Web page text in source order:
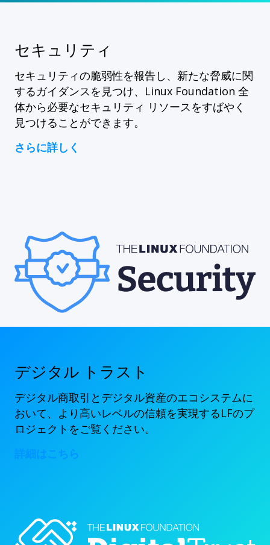
セキュリティ
セキュリティの脆弱性を報告し、新たな脅威に関
するガイダンスを見つけ、Linux Foundation 全
体から必要なセキュリティ リソースをすばやく
見つけることができます。
さらに詳しく
デジタル トラスト
デジタル商取引とデジタル資産のエコシステムに
おいて、より高いレベルの信頼を実現するLFのプ
ロジェクトをご覧ください。
詳細はこちら